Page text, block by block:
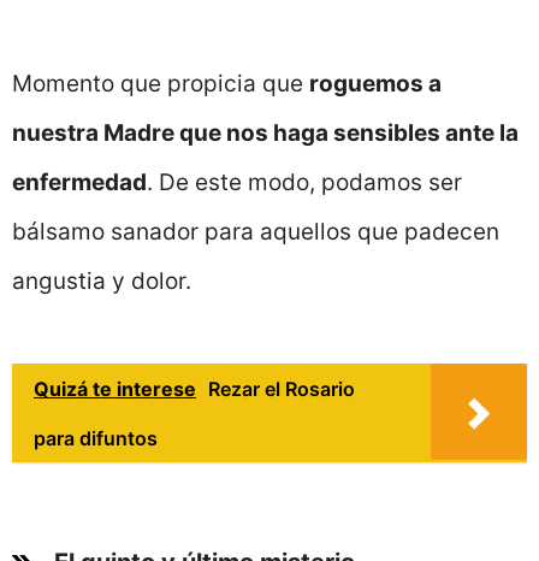
Momento que propicia que roguemos a
nuestra Madre que nos haga sensibles ante la
enfermedad. De este modo, podamos ser
bálsamo sanador para aquellos que padecen
angustia y dolor.
Quizá te interese Rezar el Rosario
para difuntos